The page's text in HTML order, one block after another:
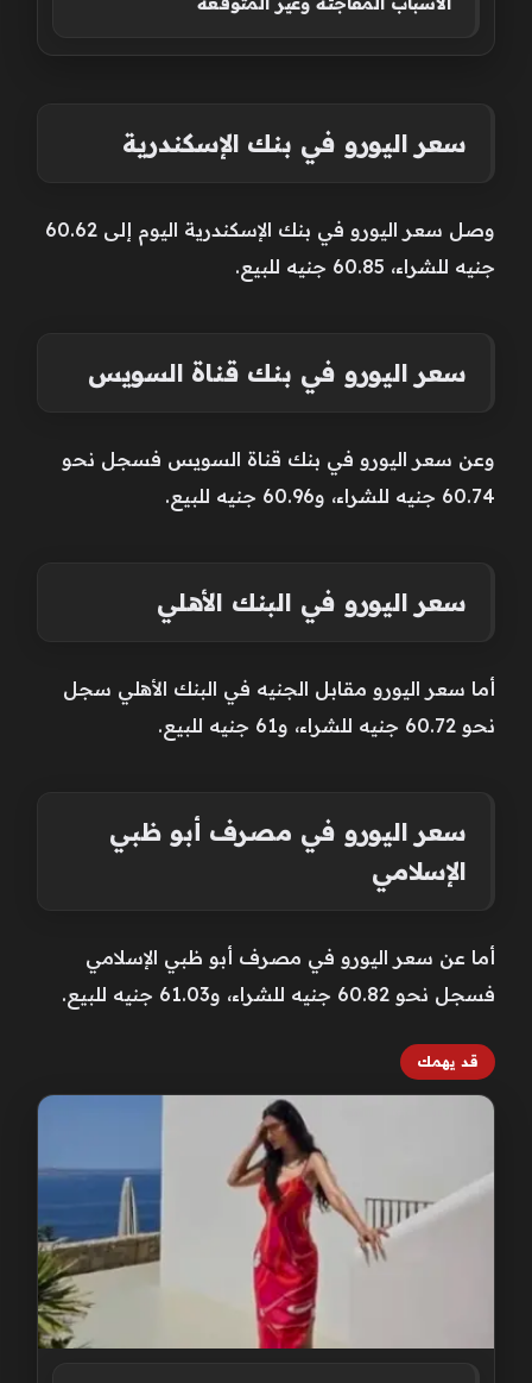
سعر اليورو في بنك الإسكندرية
وصل سعر اليورو في بنك الإسكندرية اليوم إلى 60.62
جنيه للشراء، 60.85 جنيه للبيع.
سعر اليورو في بنك قناة السويس
وعن سعر اليورو في بنك قناة السويس فسجل نحو
60.74 جنيه للشراء، و60.96 جنيه للبيع.
سعر اليورو في البنك الأهلي
أما سعر اليورو مقابل الجنيه في البنك الأهلي سجل
نحو 60.72 جنيه للشراء، و61 جنيه للبيع.
سعر اليورو في مصرف أبو ظبي
الإسلامي
أما عن سعر اليورو في مصرف أبو ظبي الإسلامي
فسجل نحو 60.82 جنيه للشراء، و61.03 جنيه للبيع.
قد يهمك